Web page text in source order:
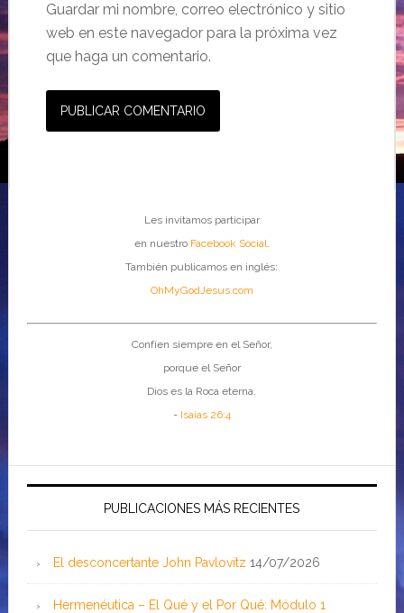
Guardar mi nombre, correo electrónico y sitio
web en este navegador para la próxima vez
que haga un comentario.
Les invitamos participar
en nuestro Facebook Social.
También publicamos en inglés:
OhMyGodJesus.com
Confíen siempre en el Señor,
porque el Señor
Dios es la Roca eterna.
- Isaías 26:4
PUBLICACIONES MÁS RECIENTES
El desconcertante John Pavlovitz 14/07/2026
Hermenéutica – El Qué y el Por Qué: Módulo 1